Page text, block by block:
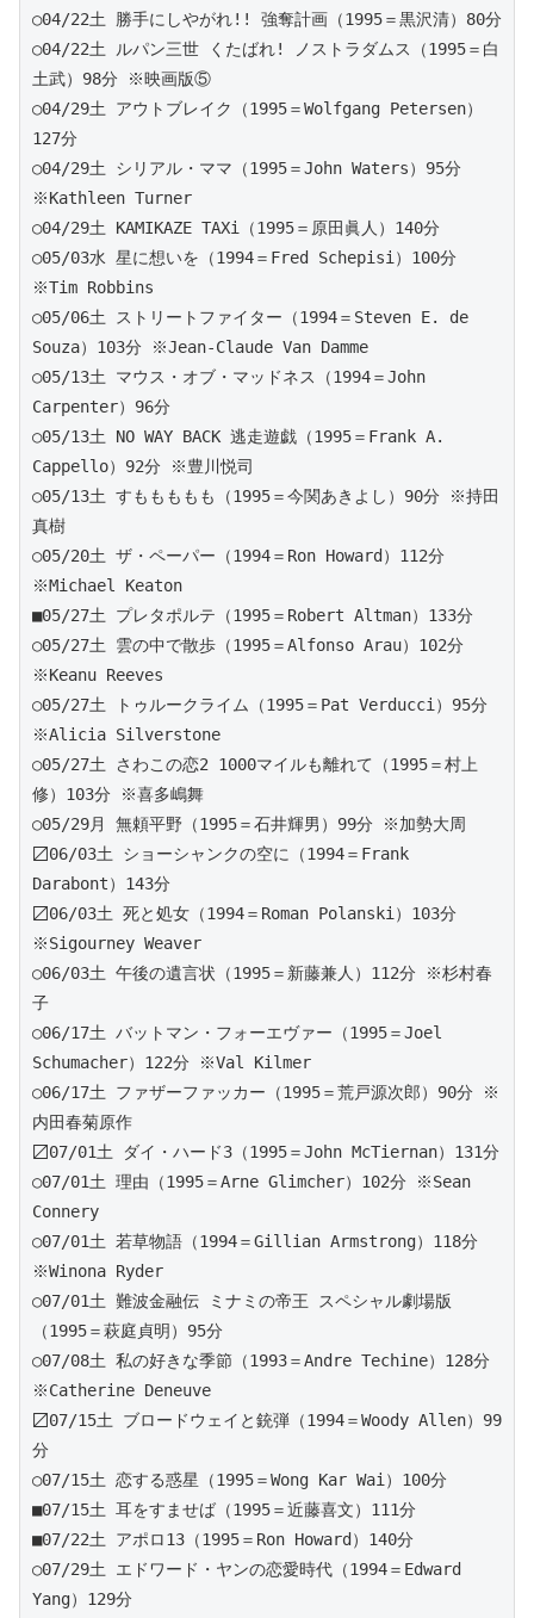
○04/22土 勝手にしやがれ!! 強奪計画（1995＝黒沢清）80分
○04/22土 ルパン三世 くたばれ! ノストラダムス（1995＝白
土武）98分 ※映画版⑤
○04/29土 アウトブレイク（1995＝Wolfgang Petersen）
127分
○04/29土 シリアル・ママ（1995＝John Waters）95分
※Kathleen Turner
○04/29土 KAMIKAZE TAXi（1995＝原田眞人）140分
○05/03水 星に想いを（1994＝Fred Schepisi）100分
※Tim Robbins
○05/06土 ストリートファイター（1994＝Steven E. de
Souza）103分 ※Jean-Claude Van Damme
○05/13土 マウス・オブ・マッドネス（1994＝John
Carpenter）96分
○05/13土 NO WAY BACK 逃走遊戯（1995＝Frank A.
Cappello）92分 ※豊川悦司
○05/13土 すももももも（1995＝今関あきよし）90分 ※持田
真樹
○05/20土 ザ・ペーパー（1994＝Ron Howard）112分
※Michael Keaton
■05/27土 プレタポルテ（1995＝Robert Altman）133分
○05/27土 雲の中で散歩（1995＝Alfonso Arau）102分
※Keanu Reeves
○05/27土 トゥルークライム（1995＝Pat Verducci）95分
※Alicia Silverstone
○05/27土 さわこの恋2 1000マイルも離れて（1995＝村上
修）103分 ※喜多嶋舞
○05/29月 無頼平野（1995＝石井輝男）99分 ※加勢大周
〼06/03土 ショーシャンクの空に（1994＝Frank
Darabont）143分
〼06/03土 死と処女（1994＝Roman Polanski）103分
※Sigourney Weaver
○06/03土 午後の遺言状（1995＝新藤兼人）112分 ※杉村春
子
○06/17土 バットマン・フォーエヴァー（1995＝Joel
Schumacher）122分 ※Val Kilmer
○06/17土 ファザーファッカー（1995＝荒戸源次郎）90分 ※
内田春菊原作
○07/01土 理由（1995＝Arne Glimcher）102分 ※Sean
Connery
○07/01土 若草物語（1994＝Gillian Armstrong）118分
※Winona Ryder
○07/01土 難波金融伝 ミナミの帝王 スペシャル劇場版
（1995＝萩庭貞明）95分
○07/08土 私の好きな季節（1993＝Andre Techine）128分
※Catherine Deneuve
〼07/15土 ブロードウェイと銃弾（1994＝Woody Allen）99
分
○07/15土 恋する惑星（1995＝Wong Kar Wai）100分
■07/15土 耳をすませば（1995＝近藤喜文）111分
■07/22土 アポロ13（1995＝Ron Howard）140分
○07/29土 エドワード・ヤンの恋愛時代（1994＝Edward
Yang）129分